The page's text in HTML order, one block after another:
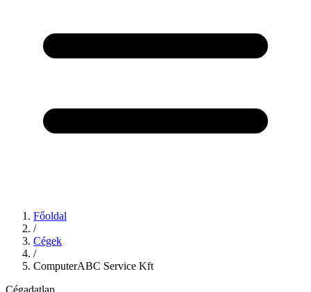
Főoldal
/
Cégek
/
ComputerABC Service Kft
Cégadatlap